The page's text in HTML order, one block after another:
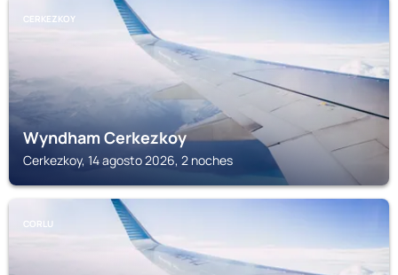
CERKEZKOY
Wyndham Cerkezkoy
Cerkezkoy, 14 agosto 2026, 2 noches
CORLU